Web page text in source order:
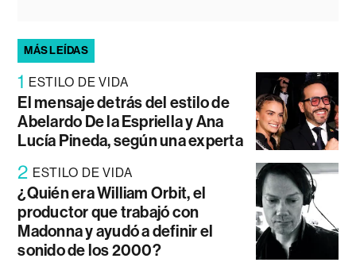
MÁS LEÍDAS
1 ESTILO DE VIDA
El mensaje detrás del estilo de
Abelardo De la Espriella y Ana
Lucía Pineda, según una experta
2 ESTILO DE VIDA
¿Quién era William Orbit, el
productor que trabajó con
Madonna y ayudó a definir el
sonido de los 2000?